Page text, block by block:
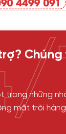
trong những
mặt trời